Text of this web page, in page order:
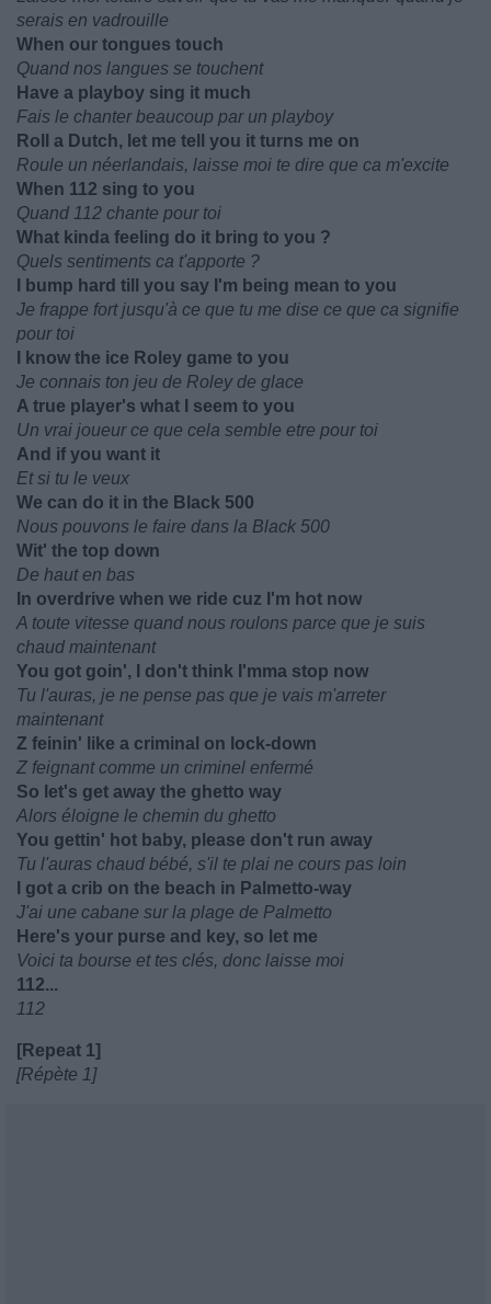
serais en vadrouille
When our tongues touch
Quand nos langues se touchent
Have a playboy sing it much
Fais le chanter beaucoup par un playboy
Roll a Dutch, let me tell you it turns me on
Roule un néerlandais, laisse moi te dire que ca m'excite
When 112 sing to you
Quand 112 chante pour toi
What kinda feeling do it bring to you ?
Quels sentiments ca t'apporte ?
I bump hard till you say I'm being mean to you
Je frappe fort jusqu'à ce que tu me dise ce que ca signifie
pour toi
I know the ice Roley game to you
Je connais ton jeu de Roley de glace
A true player's what I seem to you
Un vrai joueur ce que cela semble etre pour toi
And if you want it
Et si tu le veux
We can do it in the Black 500
Nous pouvons le faire dans la Black 500
Wit' the top down
De haut en bas
In overdrive when we ride cuz I'm hot now
A toute vitesse quand nous roulons parce que je suis
chaud maintenant
You got goin', I don't think I'mma stop now
Tu l'auras, je ne pense pas que je vais m'arreter
maintenant
Z feinin' like a criminal on lock-down
Z feignant comme un criminel enfermé
So let's get away the ghetto way
Alors éloigne le chemin du ghetto
You gettin' hot baby, please don't run away
Tu l'auras chaud bébé, s'il te plai ne cours pas loin
I got a crib on the beach in Palmetto-way
J'ai une cabane sur la plage de Palmetto
Here's your purse and key, so let me
Voici ta bourse et tes clés, donc laisse moi
112...
112
[Repeat 1]
[Répète 1]